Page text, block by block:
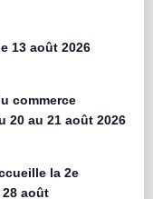
13 août 2026
commerce
20 au 21 août 2026
la 2e
28 août